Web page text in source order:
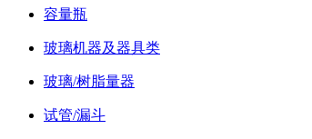
容量瓶
玻璃机器及器具类
玻璃/树脂量器
试管/漏斗